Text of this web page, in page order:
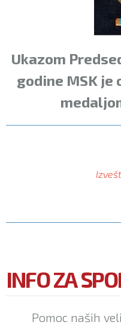
Ukazom
godine MSK
INFO ZA
Pomoc naših